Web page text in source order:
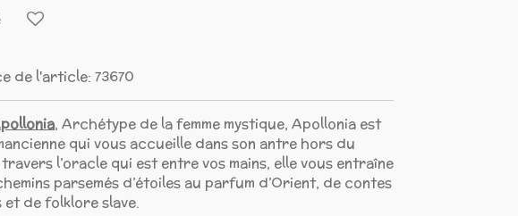
de l'article: 73670
, Archétype de la femme mystique, Apollonia est
qui vous accueille dans son antre hors du
l’oracle qui est entre vos mains, elle vous entraîne
parsemés d’étoiles au parfum d’Orient, de contes
et de folklore slave.